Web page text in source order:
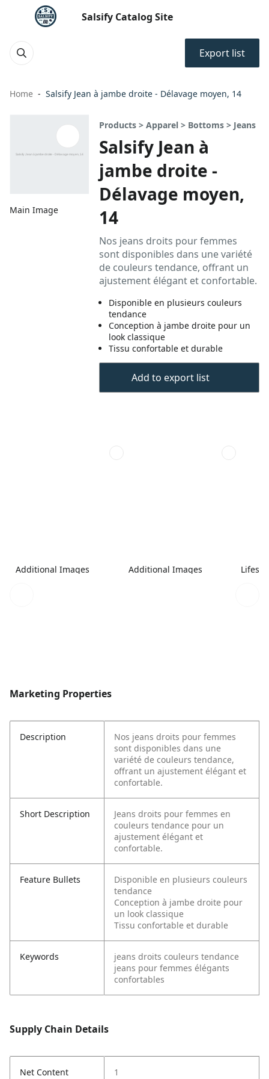
Salsify Catalog Site
Export list
Home Salsify Jean à jambe droite - Délavage moyen, 14
Main Image
Products > Apparel > Bottoms > Jeans
Salsify Jean à
jambe droite -
Délavage moyen,
14
Nos jeans droits pour femmes
sont disponibles dans une variété
de couleurs tendance, offrant un
ajustement élégant et confortable.
Disponible en plusieurs couleurs
tendance
Conception à jambe droite pour un
look classique
Tissu confortable et durable
Add to export list
Additional Images Additional Images
Marketing Properties
Description
Nos jeans droits pour femmes
sont disponibles dans une
variété de couleurs tendance,
offrant un ajustement élégant et
confortable.
Short Description
Jeans droits pour femmes en
couleurs tendance pour un
ajustement élégant et
confortable.
Feature Bullets
Disponible en plusieurs couleurs
tendance
Conception à jambe droite pour
un look classique
Tissu confortable et durable
Keywords jeans droits couleurs tendance
jeans pour femmes élégants
confortables
Supply Chain Details
Net Content 1